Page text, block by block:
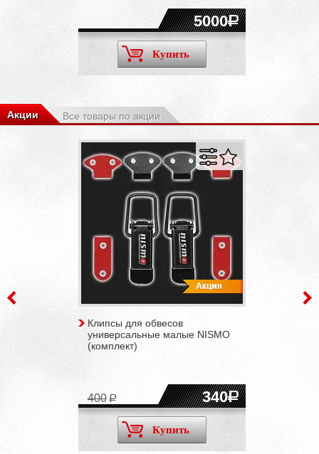
5000
Купить
Акции Все товары по акции
Клипсы для обвесов
универсальные малые NISMO
(комплект)
340
400
Купить